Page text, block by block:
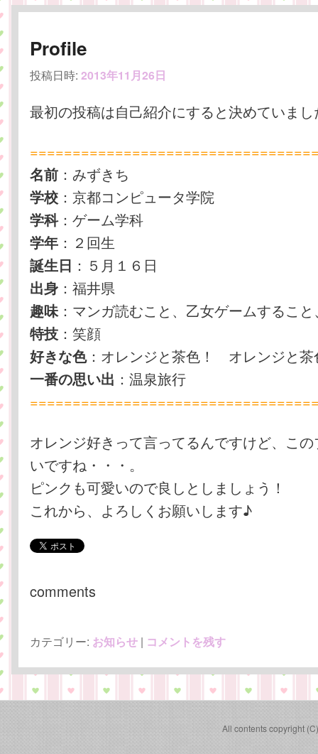
Profile
投稿日時:2013年11月26日
最初の投稿は自己紹介にすると決めていまし
名前 ：みずきち
学校 ：京都コンピュータ学院
学科：ゲーム学科
学年 ：２回生
誕生日 ：５月１６日
出身 ：福井県
趣味：マンガ読むこと、乙女ゲームするこ
特技 ：笑顔
好きな色：オレンジと茶色！ オレンジと茶
一番の思い出 ：温泉旅行
オレンジ好きって言ってるんですけど、こ
いですね・・・。
ピンクも可愛いので良しとしましょう！
これから、よろしくお願いします♪
comments
カテゴリー: お知らせ | コメントを残す
All contents copyright